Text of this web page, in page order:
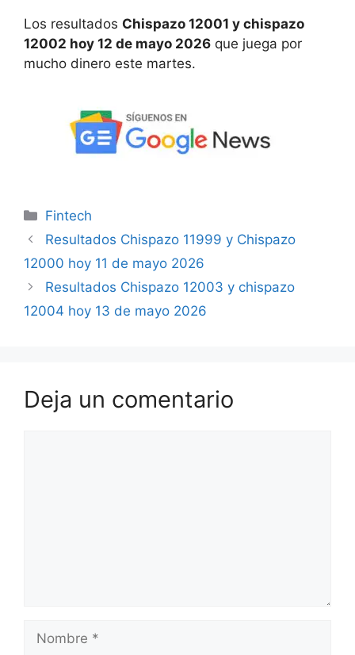
Los resultados Chispazo 12001 y chispazo
12002 hoy 12 de mayo 2026 que juega por
mucho dinero este martes.
Categorías
Fintech
Resultados Chispazo 11999 y Chispazo
12000 hoy 11 de mayo 2026
Resultados Chispazo 12003 y chispazo
12004 hoy 13 de mayo 2026
Deja un comentario